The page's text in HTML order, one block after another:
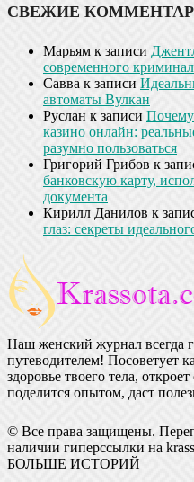
СВЕЖИЕ
Марьям к записи
современного
Савва к записи
автоматы Вулкан
Руслан к записи
казино онлайн:
разумно пользоваться
Григорий Грибов к
банковскую карту,
документа
Кирилл Данилов к
глаз: секреты
Наш женский журнал всегда
путеводителем! Посоветует
здоровье твоего тела,
поделится опытом, даст
© Все права защищены.
наличии гиперссылки на
БОЛЬШЕ ИСТОРИЙ